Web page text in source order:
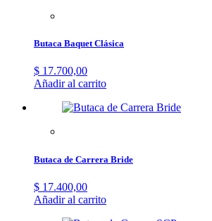
Butaca Baquet Clásica
$ 17.700,00
Añadir al carrito
Butaca de Carrera Bride
$ 17.400,00
Añadir al carrito